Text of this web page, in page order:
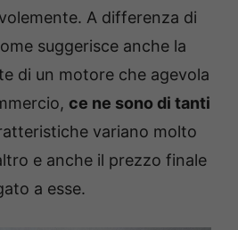
A differenza di
suggerisce anche la
di un motore che agevola
ce ne sono di tanti
variano molto
e anche il prezzo finale
a esse.